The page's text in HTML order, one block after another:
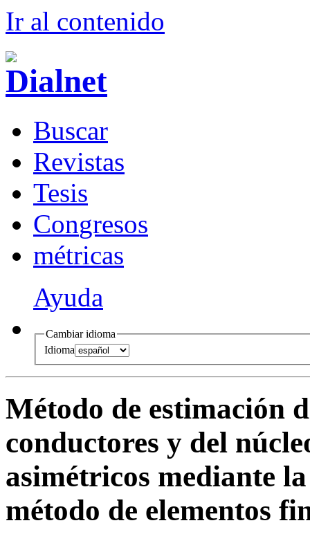
Ir al contenido
Buscar
Revistas
Tesis
Congresos
métricas
Ayuda
Cambiar idioma
Idioma
Método de estimación
conductores y del
asimétricos mediante
método de elementos